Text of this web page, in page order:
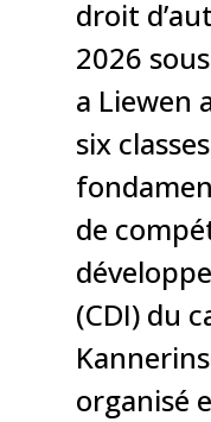
droit
2026
a Liewen
six
de
(CDI) du
organisé